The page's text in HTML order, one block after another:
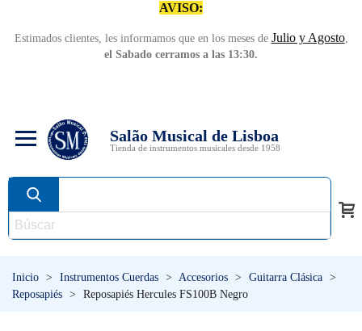
AVISO:
Estimados clientes, les informamos que en los meses de Julio y Agosto,
el Sabado cerramos a las 13:30.
Salão Musical de Lisboa
Tienda de instrumentos musicales desde 1958
Inicio > Instrumentos Cuerdas > Accesorios > Guitarra Clásica >
Reposapiés > Reposapiés Hercules FS100B Negro